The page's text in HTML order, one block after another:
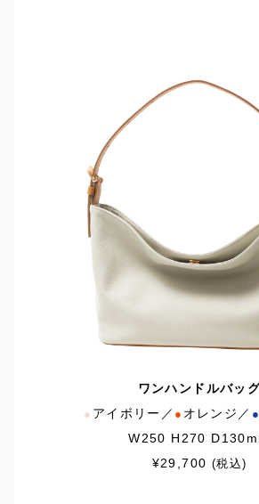
ワンハンドルバッ
● アイボリー／ ● オレンジ／ ●
W250 H270
¥29,700 (税込)